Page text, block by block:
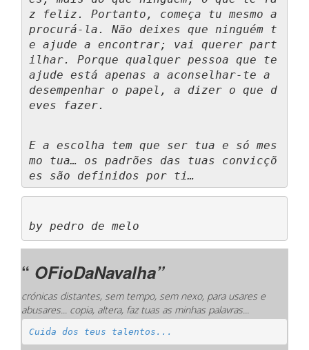
z feliz. Portanto, começa tu mesmo a
procurá-la. Não deixes que ninguém t
e ajude a encontrar; vai querer part
ilhar. Porque qualquer pessoa que te
ajude está apenas a aconselhar-te a
desempenhar o papel, a dizer o que d
eves fazer.
E a escolha tem que ser tua e só mes
mo tua… os padrões das tuas convicçõ
es são definidos por ti…
by pedro de melo
“ OFioDaNavalha”
crónicas distantes, sem tempo, sem nexo, para usares e
abusares... copia, altera, faz tuas as minhas palavras...
Cuida dos teus talentos...